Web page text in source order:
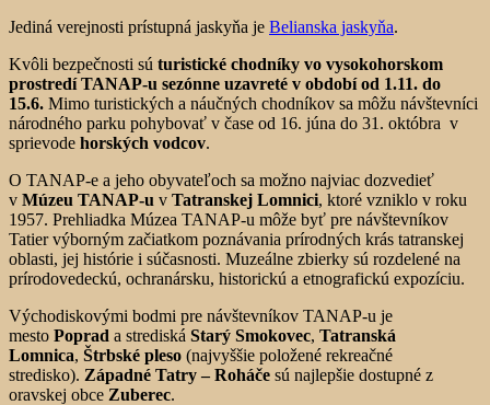
Jediná verejnosti prístupná jaskyňa je Belianska jaskyňa.
Kvôli bezpečnosti sú turistické chodníky vo vysokohorskom
prostredí TANAP-u sezónne uzavreté v období od 1.11. do
15.6. Mimo turistických a náučných chodníkov sa môžu návštevníci
národného parku pohybovať v čase od 16. júna do 31. októbra v
sprievode horských vodcov.
O TANAP-e a jeho obyvateľoch sa možno najviac dozvedieť
v Múzeu TANAP-u v Tatranskej Lomnici, ktoré vzniklo v roku
1957. Prehliadka Múzea TANAP-u môže byť pre návštevníkov
Tatier výborným začiatkom poznávania prírodných krás tatranskej
oblasti, jej histórie i súčasnosti. Muzeálne zbierky sú rozdelené na
prírodovedeckú, ochranársku, historickú a etnografickú expozíciu.
Východiskovými bodmi pre návštevníkov TANAP-u je
mesto Poprad a strediská Starý Smokovec, Tatranská
Lomnica, Štrbské pleso (najvyššie položené rekreačné
stredisko). Západné Tatry – Roháče sú najlepšie dostupné z
oravskej obce Zuberec.